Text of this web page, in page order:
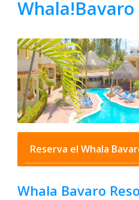
Whala!Bavaro
Reserva el Whala
Whala Bavaro